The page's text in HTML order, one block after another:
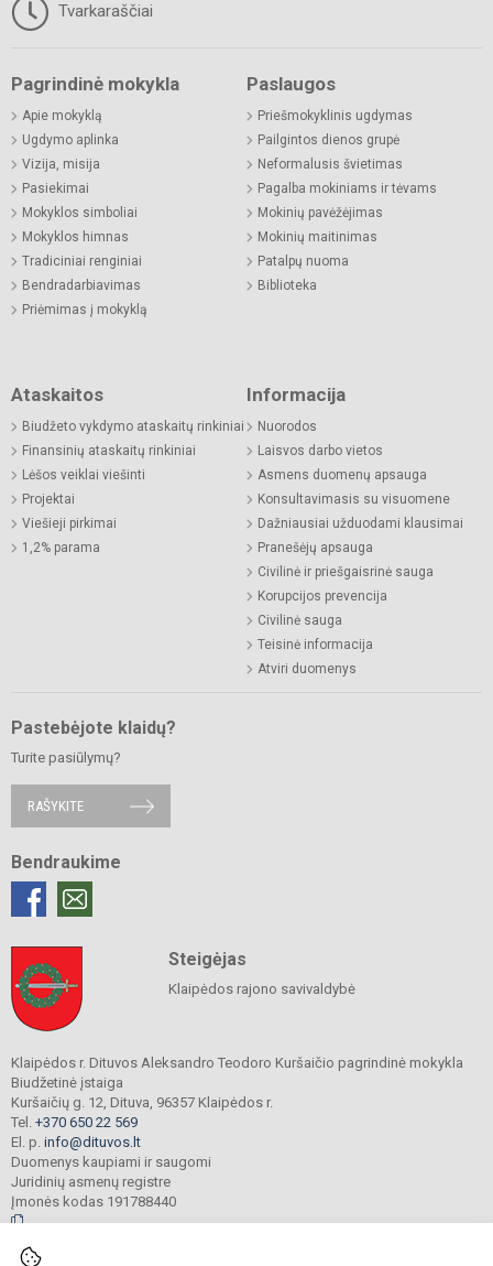
Tvarkaraščiai
Pagrindinė mokykla
Apie mokyklą
Ugdymo aplinka
Vizija, misija
Pasiekimai
Mokyklos simboliai
Mokyklos himnas
Tradiciniai renginiai
Bendradarbiavimas
Priėmimas į mokyklą
Paslaugos
Priešmokyklinis ugdymas
Pailgintos dienos grupė
Neformalusis švietimas
Pagalba mokiniams ir tėvams
Mokinių pavėžėjimas
Mokinių maitinimas
Patalpų nuoma
Biblioteka
Ataskaitos
Biudžeto vykdymo ataskaitų rinkiniai
Finansinių ataskaitų rinkiniai
Lėšos veiklai viešinti
Projektai
Viešieji pirkimai
1,2% parama
Informacija
Nuorodos
Laisvos darbo vietos
Asmens duomenų apsauga
Konsultavimasis su visuomene
Dažniausiai užduodami klausimai
Pranešėjų apsauga
Civilinė ir priešgaisrinė sauga
Korupcijos prevencija
Civilinė sauga
Teisinė informacija
Atviri duomenys
Pastebėjote klaidų?
Turite pasiūlymų?
RAŠYKITE
Bendraukime
Steigėjas
Klaipėdos rajono savivaldybė
Klaipėdos r. Dituvos Aleksandro Teodoro Kuršaičio pagrindinė mokykla
Biudžetinė įstaiga
Kuršaičių g. 12, Dituva, 96357 Klaipėdos r.
Tel. +370 650 22 569
El. p. info@dituvos.lt
Duomenys kaupiami ir saugomi
Juridinių asmenų registre
Įmonės kodas 191788440